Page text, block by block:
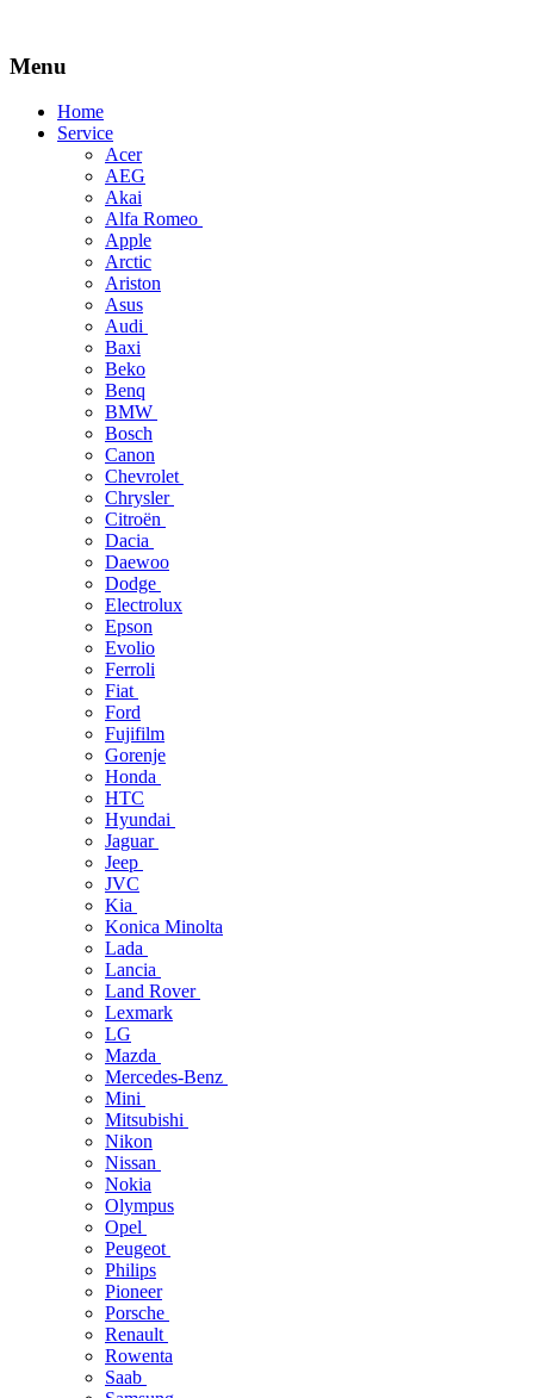
Menu
Skip
Home
Service
Acer
AEG
Akai
Alfa Romeo
Apple
Arctic
Ariston
Asus
Audi
Baxi
Beko
Benq
BMW
Bosch
Canon
Chevrolet
Chrysler
Citroën
Dacia
Daewoo
Dodge
Electrolux
Epson
Evolio
Ferroli
Fiat
Ford
Fujifilm
Gorenje
Honda
HTC
Hyundai
Jaguar
Jeep
JVC
Kia
Konica Minolta
Lada
Lancia
Land Rover
Lexmark
LG
Mazda
Mercedes-Benz
Mini
Mitsubishi
Nikon
Nissan
Nokia
Olympus
Opel
Peugeot
Philips
Pioneer
Porsche
Renault
Rowenta
Saab